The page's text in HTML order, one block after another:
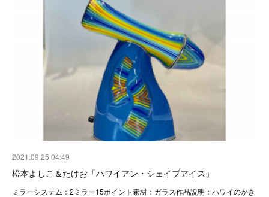
2021.09.25 04:49
松本よしこ＆たけお「ハワイアン・シェイブアイス」
ミラーシステム：2ミラー15ポイント素材：ガラス作品説明：ハワイのかき